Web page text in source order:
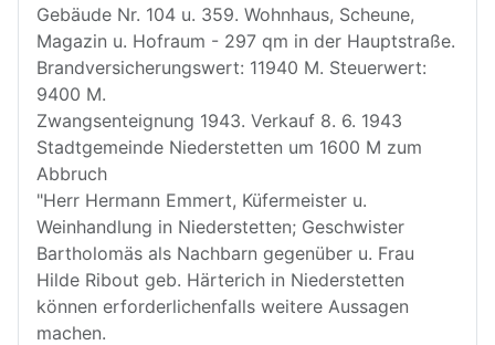
Gebäude Nr. 104 u. 359. Wohnhaus, Scheune,
Magazin u. Hofraum - 297 qm in der Hauptstraße.
Brandversicherungswert: 11940 M. Steuerwert:
9400 M.
Zwangsenteignung 1943. Verkauf 8. 6. 1943
Stadtgemeinde Niederstetten um 1600 M zum
Abbruch
"Herr Hermann Emmert, Küfermeister u.
Weinhandlung in Niederstetten; Geschwister
Bartholomäs als Nachbarn gegenüber u. Frau
Hilde Ribout geb. Härterich in Niederstetten
können erforderlichenfalls weitere Aussagen
machen.